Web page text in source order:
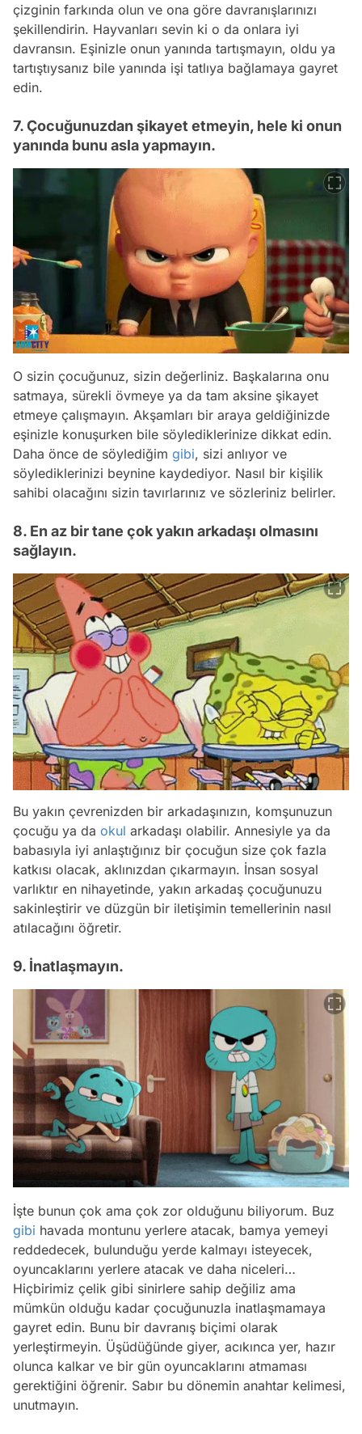
çizginin farkında olun ve ona göre davranışlarınızı
şekillendirin. Hayvanları sevin ki o da onlara iyi
davransın. Eşinizle onun yanında tartışmayın, oldu ya
tartıştıysanız bile yanında işi tatlıya bağlamaya gayret
edin.
7. Çocuğunuzdan şikayet etmeyin, hele ki onun
yanında bunu asla yapmayın.
O sizin çocuğunuz, sizin değerliniz. Başkalarına onu
satmaya, sürekli övmeye ya da tam aksine şikayet
etmeye çalışmayın. Akşamları bir araya geldiğinizde
eşinizle konuşurken bile söylediklerinize dikkat edin.
Daha önce de söylediğim gibi, sizi anlıyor ve
söylediklerinizi beynine kaydediyor. Nasıl bir kişilik
sahibi olacağını sizin tavırlarınız ve sözleriniz belirler.
8. En az bir tane çok yakın arkadaşı olmasını
sağlayın.
Bu yakın çevrenizden bir arkadaşınızın, komşunuzun
çocuğu ya da okul arkadaşı olabilir. Annesiyle ya da
babasıyla iyi anlaştığınız bir çocuğun size çok fazla
katkısı olacak, aklınızdan çıkarmayın. İnsan sosyal
varlıktır en nihayetinde, yakın arkadaş çocuğunuzu
sakinleştirir ve düzgün bir iletişimin temellerinin nasıl
atılacağını öğretir.
9. İnatlaşmayın.
İşte bunun çok ama çok zor olduğunu biliyorum. Buz
gibi havada montunu yerlere atacak, bamya yemeyi
reddedecek, bulunduğu yerde kalmayı isteyecek,
oyuncaklarını yerlere atacak ve daha niceleri…
Hiçbirimiz çelik gibi sinirlere sahip değiliz ama
mümkün olduğu kadar çocuğunuzla inatlaşmamaya
gayret edin. Bunu bir davranış biçimi olarak
yerleştirmeyin. Üşüdüğünde giyer, acıkınca yer, hazır
olunca kalkar ve bir gün oyuncaklarını atmaması
gerektiğini öğrenir. Sabır bu dönemin anahtar kelimesi,
unutmayın.